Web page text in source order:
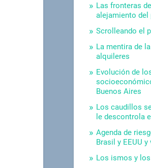
Las fronteras
alejamiento
Scrolleando el
La mentira de
alquileres
Evolución de
Buenos Aires
Los caudillos
le descontrola
Agenda de
Brasil y EEUU
Los ismos y